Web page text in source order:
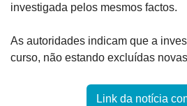
investigada pelos mesmos factos.
As autoridades indicam que a
curso, não estando excluídas
Link da notícia